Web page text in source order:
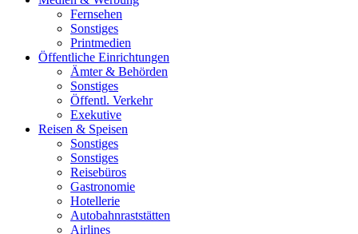
Fernsehen
Sonstiges
Printmedien
Öffentliche Einrichtungen
Ämter & Behörden
Sonstiges
Öffentl. Verkehr
Exekutive
Reisen & Speisen
Sonstiges
Sonstiges
Reisebüros
Gastronomie
Hotellerie
Autobahnraststätten
Airlines